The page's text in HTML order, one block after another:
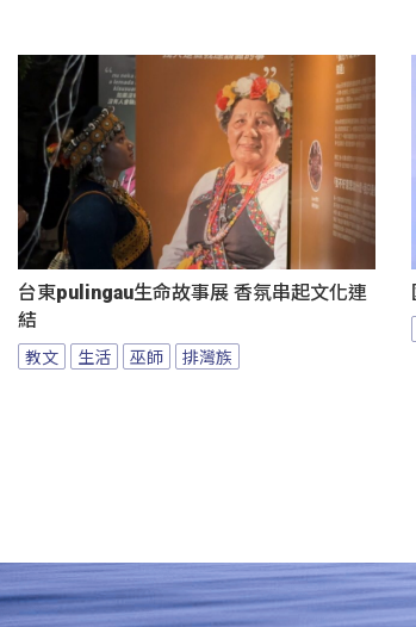
台東pulingau生命故事展 香氛串起文化連
結
教文 生活 巫師 排灣族